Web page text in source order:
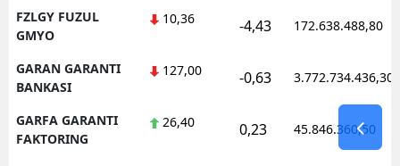
FZLGY FUZUL
GMYO
10,36 -4,43 172.638.488,80
GARAN GARANTI
BANKASI
127,00 -0,63 3.772.734.436,30
GARFA GARANTI
FAKTORING
26,40 0,23 45.846.360,50